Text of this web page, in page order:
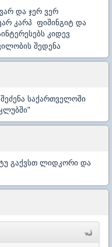
და ჯერ ვერ
კარპ ფიშინგიტ და
კიდევ
შედენა
საქართველოში
ტუ გაქვსთ ლიდკორი და